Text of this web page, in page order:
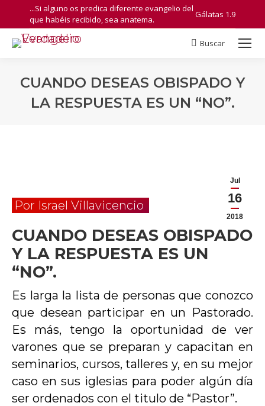
...Si alguno os predica diferente evangelio del
que habéis recibido, sea anatema.
Gálatas 1.9
Search:
Buscar
CUANDO DESEAS OBISPADO Y
LA RESPUESTA ES UN “NO”.
Jul
16
2018
Por Israel Villavicencio
CUANDO DESEAS OBISPADO
Y LA RESPUESTA ES UN
“NO”.
Es larga la lista de personas que conozco
que desean participar en un Pastorado.
Es más, tengo la oportunidad de ver
varones que se preparan y capacitan en
seminarios, cursos, talleres y, en su mejor
caso en sus iglesias para poder algún día
ser ordenados con el titulo de “Pastor”.